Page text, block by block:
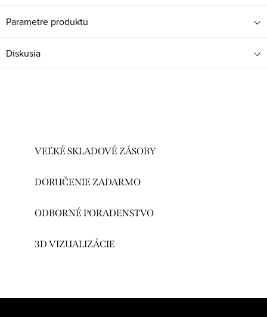
Parametre produktu
Diskusia
VEĽKÉ SKLADOVÉ ZÁSOBY
DORUČENIE ZADARMO
ODBORNÉ PORADENSTVO
3D VIZUALIZÁCIE